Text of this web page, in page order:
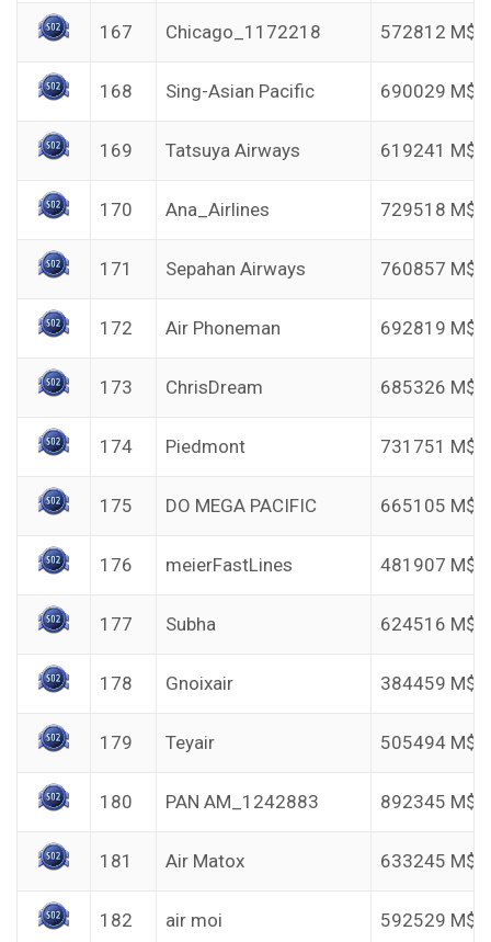
167 Chicago_1172218 572812 M$
168 Sing-Asian Pacific 690029 M$
169 Tatsuya Airways 619241 M$
170 Ana_Airlines 729518 M$
171 Sepahan Airways 760857 M$
172 Air Phoneman 692819 M$
173 ChrisDream 685326 M$
174 Piedmont 731751 M$
175 DO MEGA PACIFIC 665105 M$
176 meierFastLines 481907 M$
177 Subha 624516 M$
178 Gnoixair 384459 M$
179 Teyair 505494 M$
180 PAN AM_1242883 892345 M$
181 Air Matox 633245 M$
182 air moi 592529 M$